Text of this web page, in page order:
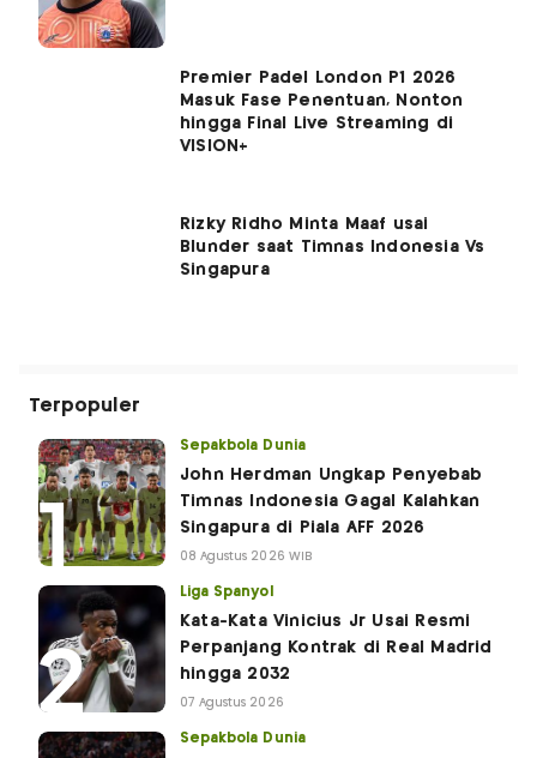
Premier Padel London P1 2026
Masuk Fase Penentuan, Nonton
hingga Final Live Streaming di
VISION+
Rizky Ridho Minta Maaf usai
Blunder saat Timnas Indonesia Vs
Singapura
Terpopuler
Sepakbola Dunia
John Herdman Ungkap Penyebab
Timnas Indonesia Gagal Kalahkan
Singapura di Piala AFF 2026
08 Agustus 2026 WIB
Liga Spanyol
Kata-Kata Vinicius Jr Usai Resmi
Perpanjang Kontrak di Real Madrid
hingga 2032
07 Agustus 2026
Sepakbola Dunia